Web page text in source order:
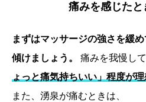
痛みを感じた
まずはマッサージの強さを緩
傾けましょう。
痛みを我慢し
ょっと痛気持ちいい」程度が
また、湧泉が痛むときは、